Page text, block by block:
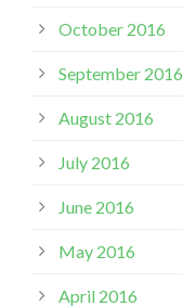
October 2016
September 2016
August 2016
July 2016
June 2016
May 2016
April 2016